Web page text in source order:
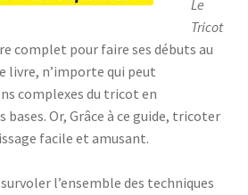
Le
Tricot
complet pour faire ses débuts au
livre, n’importe qui peut
complexes du tricot en
Or, Grâce à ce guide, tricoter
facile et amusant.
l’ensemble des techniques